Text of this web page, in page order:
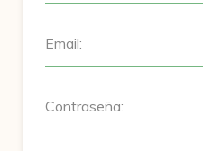
Email:
Contraseña: